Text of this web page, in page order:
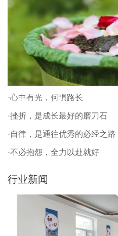
·心中有光，何惧路长
·挫折，是成长最好的磨刀石
·自律，是通往优秀的必经之路
·不必抱怨，全力以赴就好
行业新闻